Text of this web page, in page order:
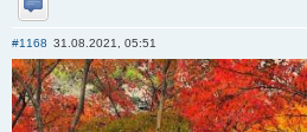
Отправить личное сообщение
#1168 31.08.2021, 05:51